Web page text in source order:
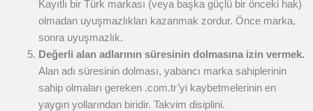
Kayıtlı bir Türk markası (veya başka güçlü bir önceki hak)
olmadan uyuşmazlıkları kazanmak zordur. Önce marka,
sonra uyuşmazlık.
Değerli alan adlarının süresinin dolmasına izin vermek.
Alan adı süresinin dolması, yabancı marka sahiplerinin
sahip olmaları gereken .com.tr’yi kaybetmelerinin en
yaygın yollarından biridir. Takvim disiplini.